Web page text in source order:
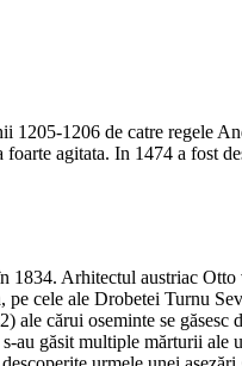
1205-1206 de catre regele
foarte agitata. In 1474 a fost
1834. Arhitectul austriac
cele ale Drobetei Turnu
cărui oseminte se
au găsit multiple mărturii